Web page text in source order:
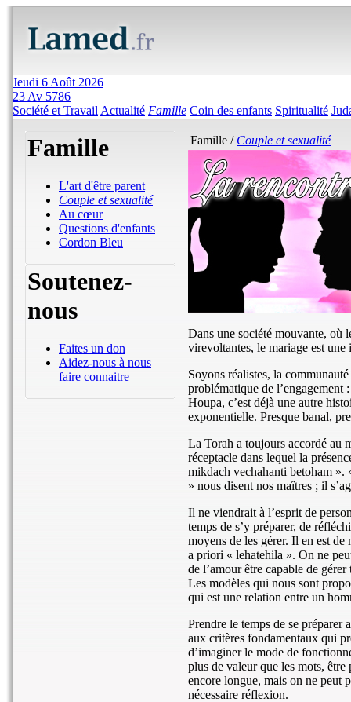
Jeudi 6 Août 2026
23 Av 5786
Société et Travail Actualité Famille Coin des enfants Spiritualité
Famille
L'art d'être parent
Couple et sexualité
Au cœur
Questions d'enfants
Cordon Bleu
Soutenez-
nous
Faites un don
Aidez-nous à nous
faire connaitre
Famille / Couple et sexualité
Dans une société mouvante, où
virevoltantes, le mariage est
Soyons réalistes, la
problématique de l’engagement
Houpa, c’est déjà une autre
exponentielle. Presque banal,
La Torah a toujours accordé au
réceptacle dans lequel la
mikdach vechahanti betoham ».
» nous disent nos maîtres ; il
Il ne viendrait à l’esprit de
temps de s’y préparer, de
moyens de les gérer. Il en est
a priori « lehatehila ». On ne
de l’amour être capable de
Les modèles qui nous sont
qui est une relation entre un
Prendre le temps de se préparer
aux critères fondamentaux qui
d’imaginer le mode de
plus de valeur que les mots,
encore longue, mais on ne peut
nécessaire réflexion.